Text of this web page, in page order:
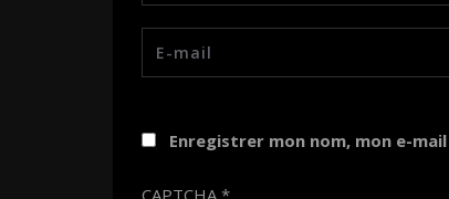
Enregistrer mon nom, mon e-
CAPTCHA*